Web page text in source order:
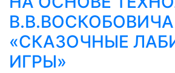
В.В.ВОСКОБОВИЧА
«СКАЗОЧНЫЕ
ИГРЫ»